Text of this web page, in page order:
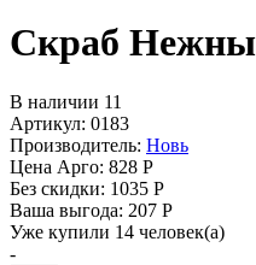
Скраб
В наличии 11
Артикул: 0183
Производитель: Новь
Цена Арго: 828 Р
Без скидки: 1035 Р
Ваша выгода: 207 Р
Уже купили 14 человек(а)
-